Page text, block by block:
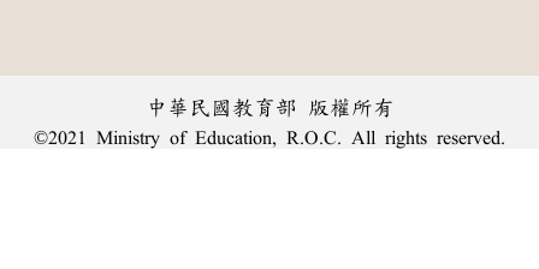
中華民國教育部 版權所有
©2021 Ministry of Education, R.O.C. All rights reserved.